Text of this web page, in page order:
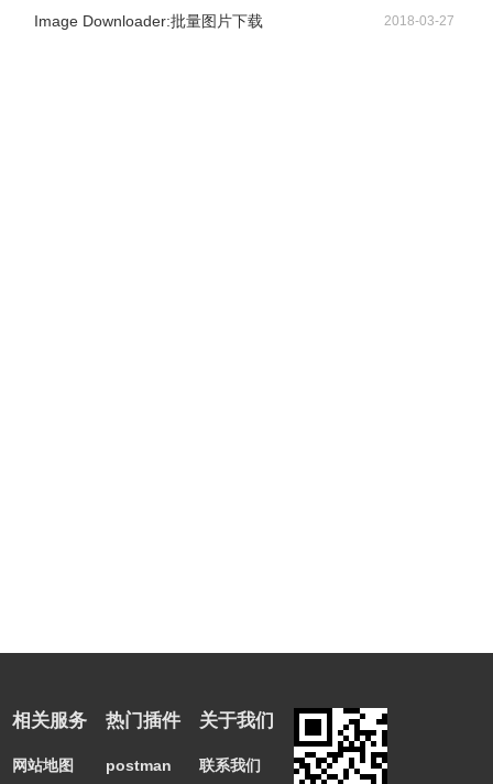
Image Downloader:批量图片下载 2018-03-27
相关服务
网站地图
热门插件
postman
关于我们
联系我们